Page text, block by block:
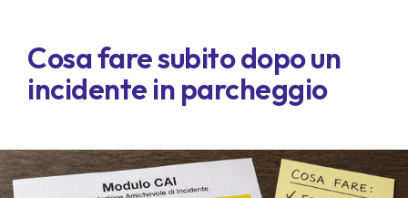
Cosa fare subito dopo un
incidente in parcheggio